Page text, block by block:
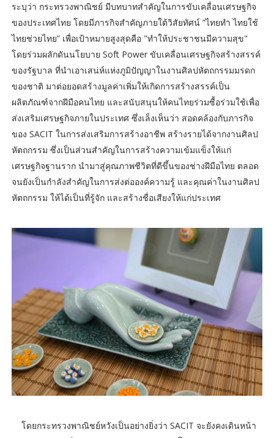
ระบุว่า กระทรวงพาณิชย์ มีบทบาทสำคัญในการขับเคลื่อนเศรษฐกิจ
ของประเทศไทย โดยมีภารกิจสำคัญภายใต้วิสัยทัศน์ “ไทยทำ ไทยใช้
ไทยช่วยไทย” เพื่อเป้าหมายสูงสุดคือ "ทำให้ประชาชนมีความสุข"
โดยร่วมผลักดันนโยบาย Soft Power ขับเคลื่อนเศรษฐกิจสร้างสรรค์
ของรัฐบาล ที่นำเอาเสน่ห์แห่งภูมิปัญญาในงานศิลปหัตถกรรมมรดก
ของชาติ มาต่อยอดสร้างมูลค่าเพิ่มให้เกิดการสร้างสรรค์เป็น
ผลิตภัณฑ์จากฝีมือคนไทย และสนับสนุนให้คนไทยร่วมซื้อร่วมใช้เพื่อ
ส่งเสริมเศรษฐกิจภายในประเทศ ซึ่งเล็งเห็นว่า สอดคล้องกับภารกิจ
ของ SACIT ในการส่งเสริมการสร้างอาชีพ สร้างรายได้จากงานศิลป
หัตถกรรม ซึ่งเป็นส่วนสำคัญในการสร้างความเข้มแข็งให้แก่
เศรษฐกิจฐานราก นำมาสู่คุณภาพชีวิตที่ดีขึ้นของช่างฝีมือไทย ตลอด
จนยังเป็นกำลังสำคัญในการส่งต่อองค์ความรู้ และคุณค่าในงานศิลป
หัตถกรรม ให้ได้เป็นที่รู้จัก และสร้างชื่อเสียงให้แก่ประเทศ
โดยกระทรวงพาณิชย์หวังเป็นอย่างยิ่งว่า SACIT จะยังคงเดินหน้า